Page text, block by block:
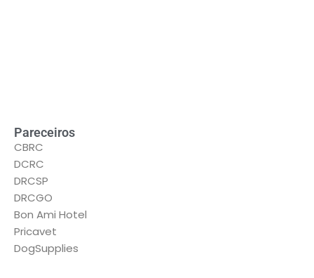
Pareceiros
CBRC
DCRC
DRCSP
DRCGO
Bon Ami Hotel
Pricavet
DogSupplies